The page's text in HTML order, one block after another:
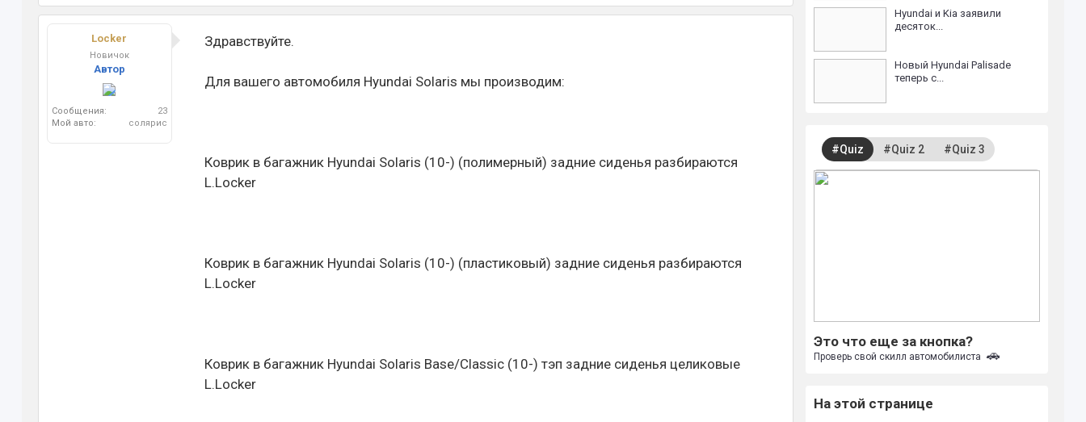
Locker
Новичок
Автор
Сообщения:
23
Мой авто:
солярис
Здравствуйте.
Для вашего автомобиля Hyundai Solaris мы производим:
Коврик в багажник Hyundai Solaris (10-) (полимерный) задние сиденья разбираются
L.Locker
Коврик в багажник Hyundai Solaris (10-) (пластиковый) задние сиденья разбираются
L.Locker
Коврик в багажник Hyundai Solaris Base/Classic (10-) тэп задние сиденья целиковые
L.Locker
Hyundai и Kia заявили
десяток...
Новый Hyundai Palisade
теперь с...
#Quiz #Quiz 2 #Quiz 3
Это что еще за кнопка?
Проверь свой скилл автомобилиста 🚗
На этой странице